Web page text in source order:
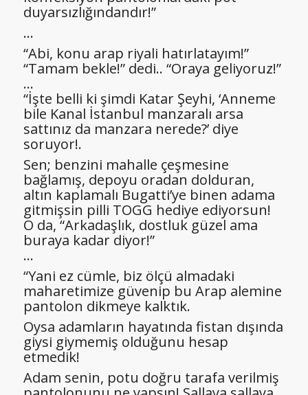
duyarsızlığındandır!”
…
“Abi, konu arap riyali hatırlatayım!”
“Tamam bekle!” dedi.. “Oraya geliyoruz!”
…
“İşte belli ki şimdi Katar Şeyhi, ‘Anneme
bile Kanal İstanbul manzaralı arsa
sattınız da manzara nerede?’ diye
soruyor!.
Sen; benzini mahalle çeşmesine
bağlamış, depoyu oradan dolduran,
altın kaplamalı Bugatti’ye binen adama
gitmişsin pilli TOGG hediye ediyorsun!
O da, “Arkadaşlık, dostluk güzel ama
buraya kadar diyor!”
…
“Yani ez cümle, biz ölçü almadaki
maharetimize güvenip bu Arap alemine
pantolon dikmeye kalktık.
Oysa adamların hayatında fistan dışında
giysi giymemiş olduğunu hesap
etmedik!
Adam senin, potu doğru tarafa verilmiş